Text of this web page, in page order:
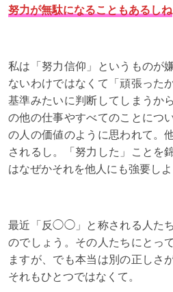
努力が無駄になることもあるしね
私は「努力信仰」というものが
ないわけではなくて「頑張った
基準みたいに判断してしまうか
の他の仕事やすべてのことにつ
の人の価値のように思われて。
されるし。「努力した」ことを
はなぜかそれを他人にも強要しよ
最近「反◯◯」と称される人た
のでしょう。その人たちにとっ
ますが、でも本当は別の正しさ
それもひとつではなくて。